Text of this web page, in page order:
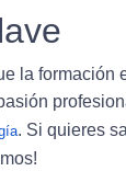
la
. Si quieres